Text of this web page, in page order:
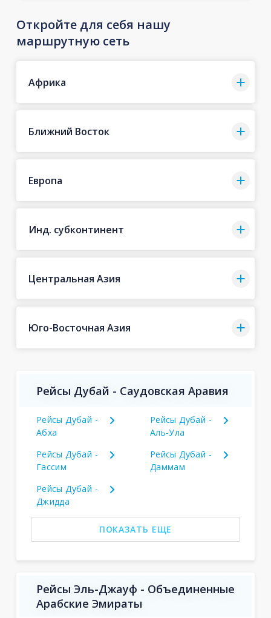
Откройте для себя нашу
маршрутную сеть
Африка
Ближний Восток
Европа
Инд. субконтинент
Центральная Азия
Юго-Восточная Азия
Рейсы Дубай - Саудовская Аравия
Рейсы Дубай -
Абха
Рейсы Дубай -
Аль-Ула
Рейсы Дубай -
Гассим
Рейсы Дубай -
Даммам
Рейсы Дубай -
Джидда
ПОКАЗАТЬ ЕЩЕ
Рейсы Эль-Джауф - Объединенные
Арабские Эмираты